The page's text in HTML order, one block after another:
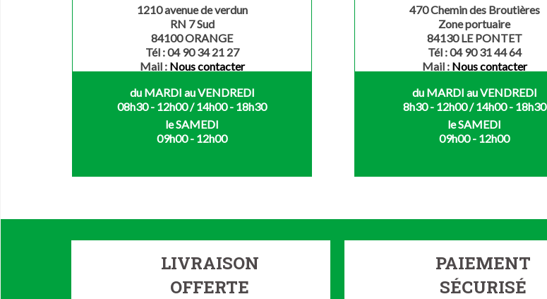
1210 avenue de verdun
RN 7 Sud
84100 ORANGE
Tél : 04 90 34 21 27
Mail : Nous contacter
du MARDI au VENDREDI
08h30 - 12h00 / 14h00 - 18h30
le SAMEDI
09h00 - 12h00
470 Chemin des Broutières
Zone portuaire
84130 LE PONTET
Tél : 04 90 31 44 64
Mail : Nous contacter
du MARDI au VENDREDI
8h30 - 12h00 / 14h00 - 18h30
le SAMEDI
09h00 - 12h00
LIVRAISON
OFFERTE
PAIEMENT
SÉCURISÉ